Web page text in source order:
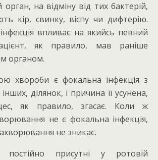
на відміну від тих бактерій,
кір, свинку, віспу чи дифтерію.
впливає на якийсь певний
як правило, мав раніше
органом.
хвороби є фокальна інфекція з
ділянок, і причина її усунена,
як правило, згасає. Коли ж
не є фокальна інфекція,
не зникає.
постійно присутні у ротовій